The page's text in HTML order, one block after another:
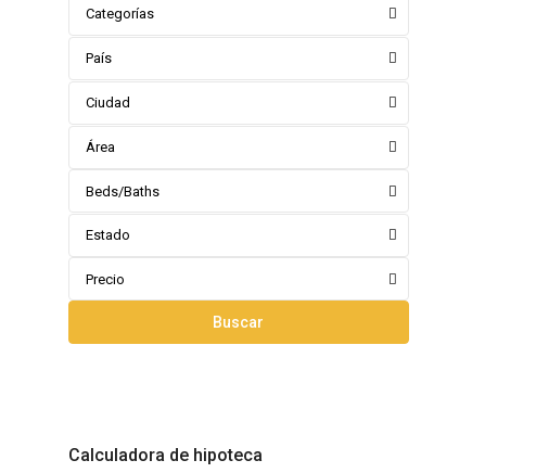
Categorías
País
Ciudad
Área
Beds/Baths
Estado
Precio
Buscar
Calculadora de hipoteca